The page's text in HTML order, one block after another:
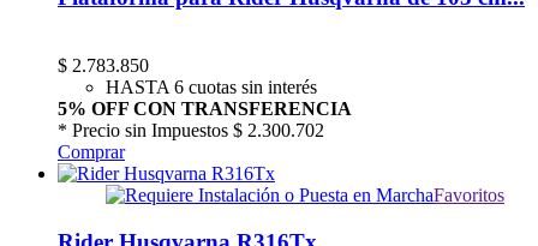
$ 2.783.850
HASTA 6 cuotas sin interés
5% OFF CON TRANSFERENCIA
* Precio sin Impuestos $ 2.300.702
Comprar
Favoritos